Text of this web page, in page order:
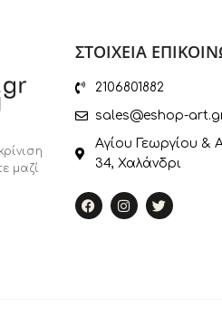
μαζί
ΣΤΟΙΧΕΙΑ
2106801882
sales@eshop-
Αγίου Γεωργίου &
34, Χαλάνδρι